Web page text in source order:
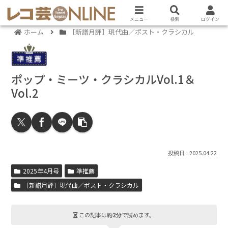
ホーム ［新譜月評］現代曲／ポスト・クラシカル
ポップ・ミーツ・クラシカルVol.1＆
Vol.2
2025.04.22
2025年4月号
準推薦
［新譜月評］現代曲／ポスト・クラシカル
この記事は約2分で読めます。
メニュー 検索 ログイン